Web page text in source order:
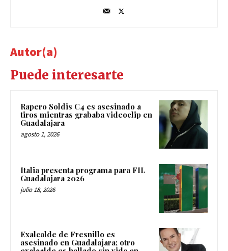
Autor(a)
Puede interesarte
Rapero Soldis C4 es asesinado a
tiros mientras grababa videoclip en
Guadalajara
agosto 1, 2026
Italia presenta programa para FIL
Guadalajara 2026
julio 18, 2026
Exalcalde de Fresnillo es
asesinado en Guadalajara; otro